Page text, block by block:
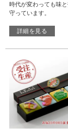
時代が変わっても味
守っています。
詳細を見る